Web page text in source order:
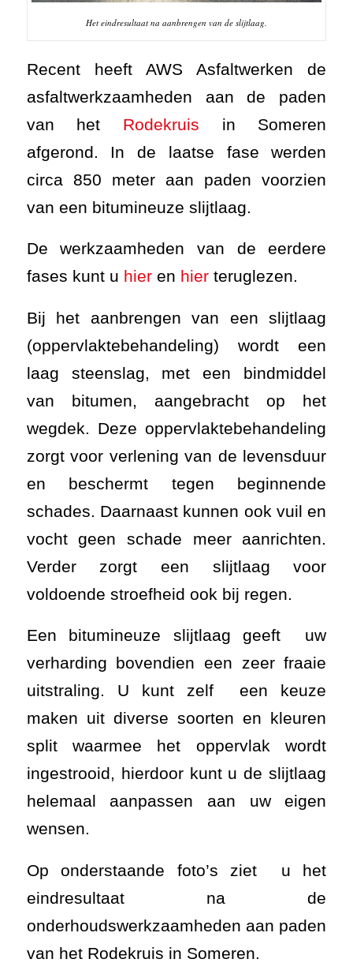
van een bitumineuze slijtlaag.
De werkzaamheden van de eerdere
fases kunt u
hier en teruglezen.
Bij het aanbrengen van een slijtlaag
(oppervlaktebehandeling) wordt een
laag steenslag, met een bindmiddel
van bitumen, aangebracht op het
wegdek. Deze oppervlaktebehandeling
zorgt voor verlening van de levensduur
schades. Daarnaast kunnen ook vuil en
vocht geen schade meer aanrichten.
Verder zorgt een slijtlaag voor
voldoende stroefheid ook bij regen.
Een bitumineuze slijtlaag geeft uw
verharding bovendien een zeer fraaie
uitstraling. U kunt zelf een keuze
maken uit diverse soorten en kleuren
split waarmee het oppervlak wordt
ingestrooid, hierdoor kunt u de slijtlaag
wensen.
Op onderstaande foto’s ziet u het
eindresultaat na de
onderhoudswerkzaamheden aan paden
van het Rodekruis in Someren.
STEEDS MEER VRAAG
NAAR